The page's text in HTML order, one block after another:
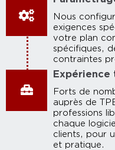
Nous
exigences
votre plan
spécifiques,
contraintes
Expérience
Forts de
auprès de
professions
chaque
clients, pour
et pratique.